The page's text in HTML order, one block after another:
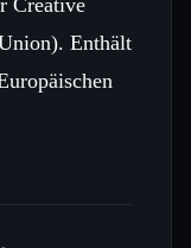
Enthält